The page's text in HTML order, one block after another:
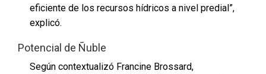
eficiente de los recursos hídricos a nivel predial”,
explicó.
Potencial de Ñuble
Según contextualizó Francine Brossard,